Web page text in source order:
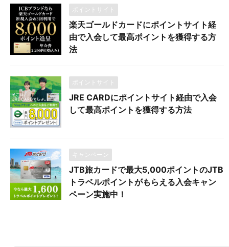
ポイントサイト
楽天ゴールドカードにポイントサイト経
由で入会して最高ポイントを獲得する方
法
ポイントサイト
JRE CARDにポイントサイト経由で入会
して最高ポイントを獲得する方法
キャンペーン
JTB旅カードで最大5,000ポイントのJTB
トラベルポイントがもらえる入会キャン
ペーン実施中！